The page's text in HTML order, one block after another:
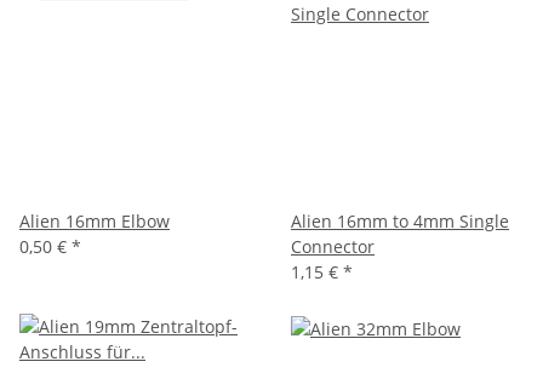
Alien 16mm Elbow
0,50 € *
Alien 16mm to 4mm Single
Connector
1,15 € *